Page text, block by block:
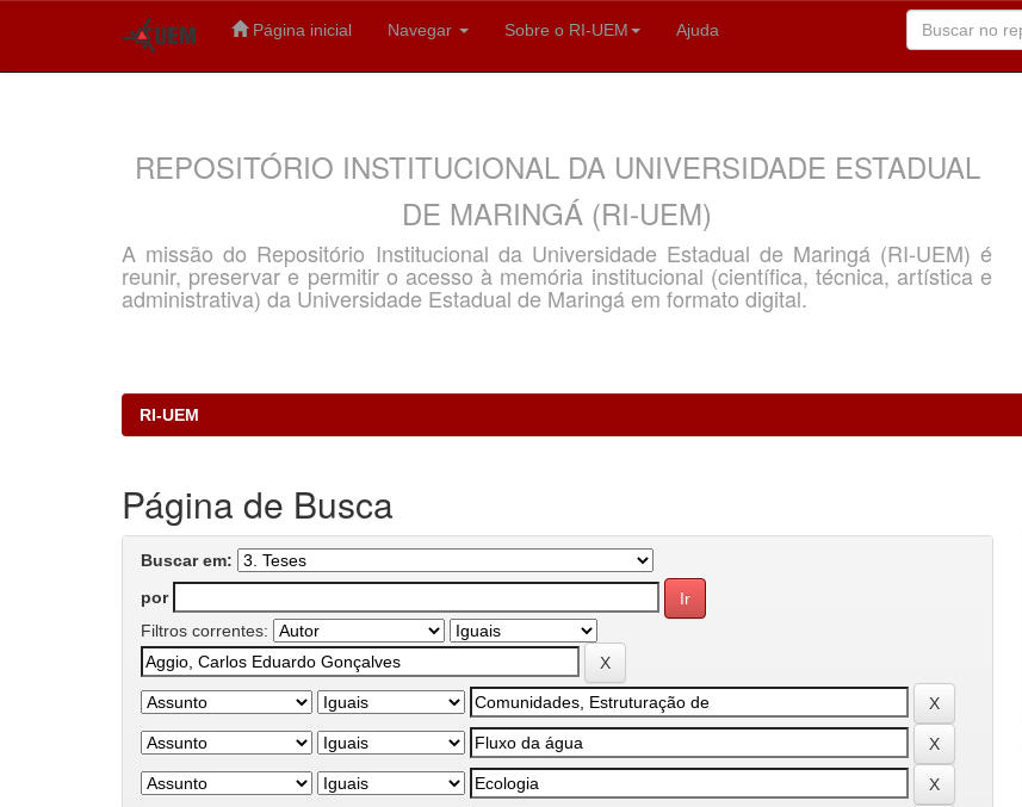
Página inicial Navegar Sobre o RI-UEM Ajuda
REPOSITÓRIO INSTITUCIONAL DA UNIVERSIDADE ESTADUAL
DE MARINGÁ (RI-UEM)
A missão do Repositório Institucional da Universidade Estadual de Maringá (RI-UEM) é
reunir, preservar e permitir o acesso à memória institucional (científica, técnica, artística e
administrativa) da Universidade Estadual de Maringá em formato digital.
RI-UEM
Página de Busca
Buscar em:
por
Filtros correntes: